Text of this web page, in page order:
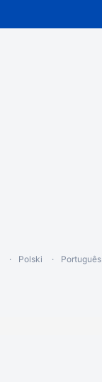
Polski Português